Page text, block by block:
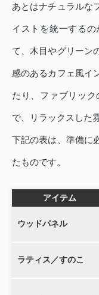
あとはナチュラルな
イストを統一する
て、木目やグリーン
感のあるカフェ風イ
たり、ファブリッ
で、リラックスした
下記の表は、準備に
たものです。
アイテム
ウッドパネル
ラティス／すのこ